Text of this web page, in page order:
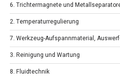
6. Trichtermagnete und
2. Temperaturregulierung
7. Werkzeug-Aufspannmaterial,
3. Reinigung und Wartung
8. Fluidtechnik